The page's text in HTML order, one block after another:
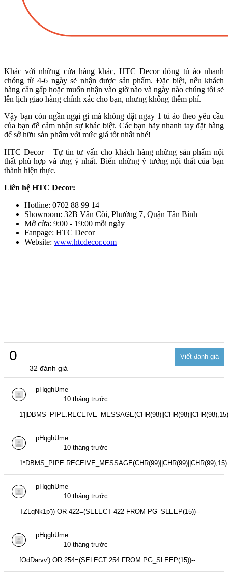
Khác với những cửa hàng khác, HTC Decor đóng tủ áo nhanh
chóng từ 4-6 ngày sẽ nhận được sản phẩm. Đặc biệt, nếu khách
hàng cần gấp hoặc muốn nhận vào giờ nào và ngày nào chúng tôi sẽ
lên lịch giao hàng chính xác cho bạn, nhưng không thêm phí.
Vậy bạn còn ngần ngại gì mà không đặt ngay 1 tủ áo theo yêu cầu
của bạn để cảm nhận sự khác biệt. Các bạn hãy nhanh tay đặt hàng
để sở hữu sản phẩm với mức giá tốt nhất nhé!
HTC Decor – Tự tin tư vấn cho khách hàng những sản phẩm nội
thất phù hợp và ưng ý nhất. Biến những ý tưởng nội thất của bạn
thành hiện thực.
Liên hệ HTC Decor:
Hotline: 0702 88 99 14
Showroom: 32B Vân Côi, Phường 7, Quận Tân Bình
Mở cửa: 9:00 - 19:00 mỗi ngày
Fanpage: HTC Decor
Website: www.htcdecor.com
0
32 đánh giá
pHqghUme
10 tháng trước
pHqghUme
10 tháng trước
1*DBMS_PIPE.RECEIVE_MESSAGE(CHR(99)||CHR(99)||CHR(99),15)
pHqghUme
10 tháng trước
TZLqNk1p')) OR 422=(SELECT 422 FROM PG_SLEEP(15))--
pHqghUme
10 tháng trước
fOdDarvv') OR 254=(SELECT 254 FROM PG_SLEEP(15))--